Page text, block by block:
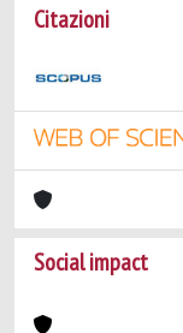
Citazioni
Social impact